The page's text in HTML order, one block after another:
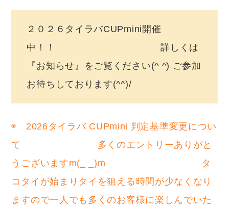
２０２６タイラバCUPmini開催
中！！ 詳しくは
『お知らせ』をご覧ください(^ ^) ご参加
お待ちしております(^^)/
◉ 2026タイラバ CUPmini 判定基準変更につい
て 多くのエントリーありがと
うございますm(_ _)m タ
コタイが始まりタイを狙える時間が少なくなり
ますので一人でも多くのお客様に楽しんでいた